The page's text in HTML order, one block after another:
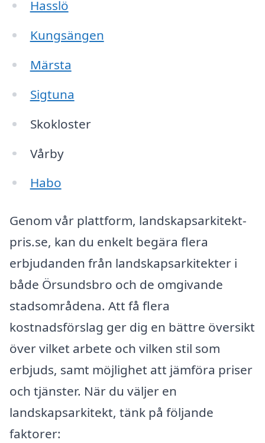
Hasslö
Kungsängen
Märsta
Sigtuna
Skokloster
Vårby
Habo
Genom vår plattform, landskapsarkitekt-
pris.se, kan du enkelt begära flera
erbjudanden från landskapsarkitekter i
både Örsundsbro och de omgivande
stadsområdena. Att få flera
kostnadsförslag ger dig en bättre översikt
över vilket arbete och vilken stil som
erbjuds, samt möjlighet att jämföra priser
och tjänster. När du väljer en
landskapsarkitekt, tänk på följande
faktorer: